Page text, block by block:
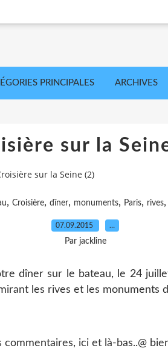
PRINCIPALES ARCHIVES
sur la
sur la Seine (2)
, Croisière, dîner, monuments, Paris, rives,
07.09.2015 …
Par jackline
dîner sur le bateau, le 24
les rives et les monuments
commentaires, ici et là-bas..@